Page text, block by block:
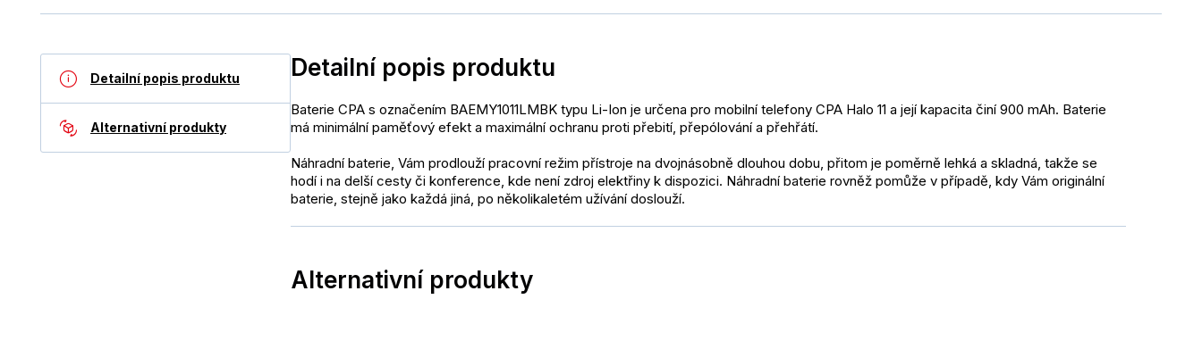
Detailní popis produktu
Alternativní produkty
Detailní popis produktu
Baterie CPA s označením BAEMY1011LMBK typu Li-Ion je určena pro mobilní telefony CPA Halo 11 a její kapacita činí 900 mAh. Baterie
má minimální paměťový efekt a maximální ochranu proti přebití, přepólování a přehřátí.
Náhradní baterie, Vám prodlouží pracovní režim přístroje na dvojnásobně dlouhou dobu, přitom je poměrně lehká a skladná, takže se
hodí i na delší cesty či konference, kde není zdroj elektřiny k dispozici. Náhradní baterie rovněž pomůže v případě, kdy Vám originální
baterie, stejně jako každá jiná, po několikaletém užívání doslouží.
Alternativní produkty